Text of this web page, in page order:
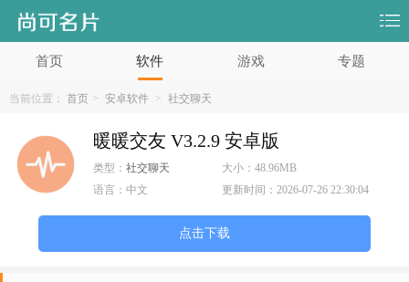
首页 软件 游戏 专题
当前位置： 首页 > 安卓软件 > 社交聊天
暖暖交友 V3.2.9 安卓版
类型： 社交聊天 大小：48.96MB
语言： 中文 更新时间：2026-07-26 22:30:04
点击下载